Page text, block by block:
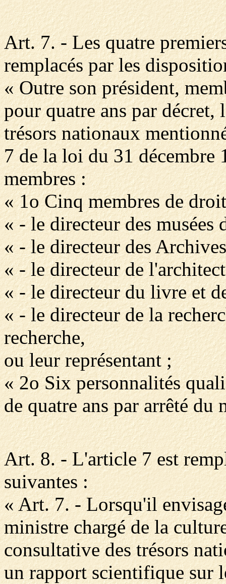
Art. 7. - Les quatre
remplacés par les
« Outre son président,
pour quatre ans par
trésors nationaux
7 de la loi du 31 décembre
membres :
« 1o Cinq membres de
« - le directeur des musées
« - le directeur des
« - le directeur de
« - le directeur du livre et
« - le directeur de la
recherche,
ou leur représentant ;
« 2o Six personnalités
de quatre ans par arrêté
Art. 8. - L'article 7 est
suivantes :
« Art. 7. - Lorsqu'il
ministre chargé de la
consultative des trésors
un rapport scientifique sur